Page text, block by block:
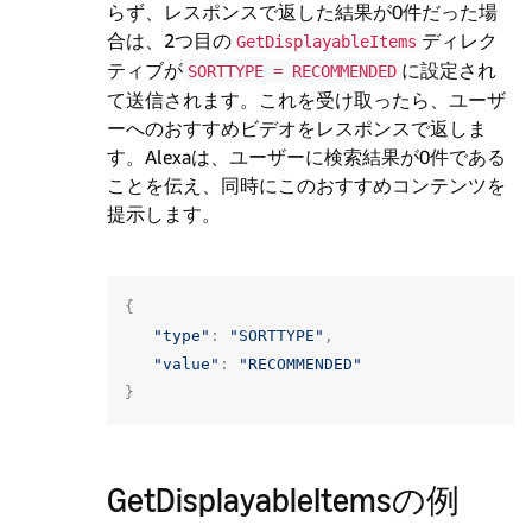
らず、レスポンスで返した結果が0件だった場
合は、2つ目の GetDisplayableItems ディレク
ティブが SORTTYPE = RECOMMENDED に設定され
て送信されます。これを受け取ったら、ユーザ
ーへのおすすめビデオをレスポンスで返しま
す。Alexaは、ユーザーに検索結果が0件である
ことを伝え、同時にこのおすすめコンテンツを
提示します。
{
"type" : "SORTTYPE" ,
"value" :
"RECOMMENDED"
}
GetDisplayableItemsの例